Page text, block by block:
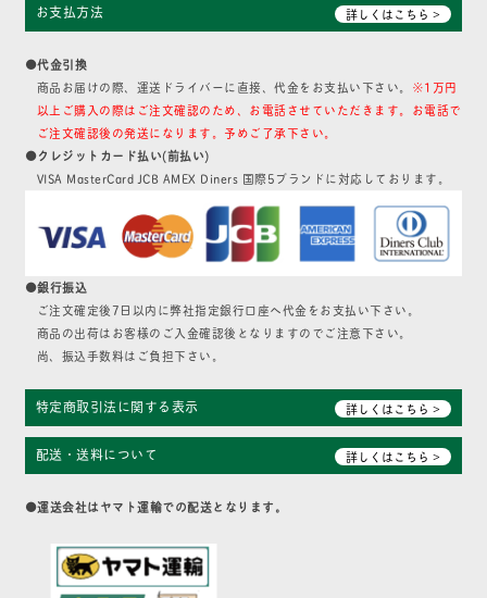
お支払方法 詳しくはこちら >
●代金引換
商品お届けの際、運送ドライバーに直接、代金をお支払い下さい。 ※1万円
以上ご購入の際はご注文確認のため、お電話させていただきます。お電話で
ご注文確認後の発送になります。予めご了承下さい。
●クレジットカード払い(前払い)
VISA MasterCard JCB AMEX Diners 国際5ブランドに対応しております。
●銀行振込
ご注文確定後7日以内に弊社指定銀行口座へ代金をお支払い下さい。
商品の出荷はお客様のご入金確認後となりますのでご注意下さい。
尚、振込手数料はご負担下さい。
特定商取引法に関する表示 詳しくはこちら >
配送・送料について 詳しくはこちら >
●運送会社はヤマト運輸での配送となります。